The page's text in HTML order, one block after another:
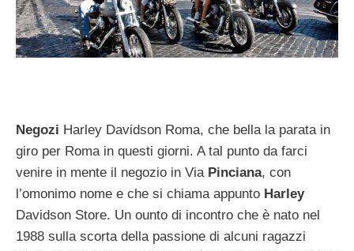
Negozi Harley Davidson Roma, che bella la parata in
giro per Roma in questi giorni. A tal punto da farci
venire in mente il negozio in Via Pinciana, con
l’omonimo nome e che si chiama appunto Harley
Davidson Store. Un ounto di incontro che è nato nel
1988 sulla scorta della passione di alcuni ragazzi